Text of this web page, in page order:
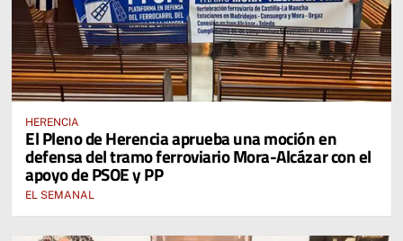
HERENCIA
El Pleno de Herencia aprueba una moción en
defensa del tramo ferroviario Mora-Alcázar con el
apoyo de PSOE y PP
EL SEMANAL